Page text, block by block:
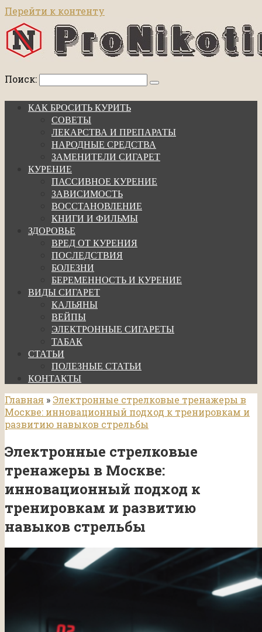
Перейти к контенту
Поиск:
КАК БРОСИТЬ КУРИТЬ
СОВЕТЫ
ЛЕКАРСТВА И ПРЕПАРАТЫ
НАРОДНЫЕ СРЕДСТВА
ЗАМЕНИТЕЛИ СИГАРЕТ
КУРЕНИЕ
ПАССИВНОЕ КУРЕНИЕ
ЗАВИСИМОСТЬ
ВОССТАНОВЛЕНИЕ
КНИГИ И ФИЛЬМЫ
ЗДОРОВЬЕ
ВРЕД ОТ КУРЕНИЯ
ПОСЛЕДСТВИЯ
БОЛЕЗНИ
БЕРЕМЕННОСТЬ И КУРЕНИЕ
ВИДЫ СИГАРЕТ
КАЛЬЯНЫ
ВЕЙПЫ
ЭЛЕКТРОННЫЕ СИГАРЕТЫ
ТАБАК
СТАТЬИ
ПОЛЕЗНЫЕ СТАТЬИ
КОНТАКТЫ
Главная » Электронные стрелковые тренажеры в
Москве: инновационный подход к тренировкам и
развитию навыков стрельбы
Электронные стрелковые
тренажеры в Москве:
инновационный подход к
тренировкам и развитию
навыков стрельбы